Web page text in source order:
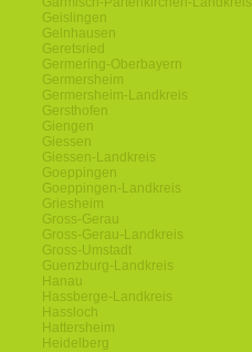
Geislingen
Gelnhausen
Geretsried
Germering-Oberbayern
Germersheim
Germersheim-Landkreis
Gersthofen
Giengen
Giessen
Giessen-Landkreis
Goeppingen
Goeppingen-Landkreis
Griesheim
Gross-Gerau
Gross-Gerau-Landkreis
Gross-Umstadt
Guenzburg-Landkreis
Hanau
Hassberge-Landkreis
Hassloch
Hattersheim
Heidelberg